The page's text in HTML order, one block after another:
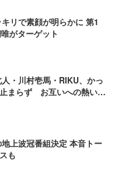
リで素顔が明らかに 第1
がターゲット
・川村壱馬・RIKU、かっ
まらず お互いへの熱いメ
上波冠番組決定 本音トー
も